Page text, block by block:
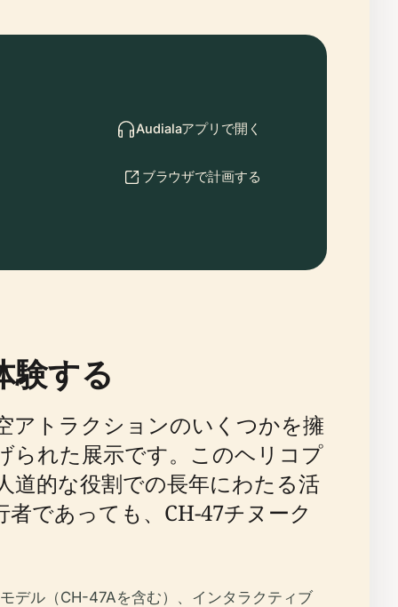
Audialaアプリで開く
ブラウザで計画する
験する
アトラクションのいくつかを擁
られた展示です。このヘリコプ
道的な役割での長年にわたる活
であっても、CH-47チヌーク
デル（CH-47Aを含む）、インタラクティブ